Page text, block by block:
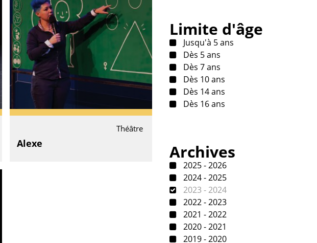
Théâtre
Alexe
Limite d'âge
Jusqu'à 5 ans
Dès 5 ans
Dès 7 ans
Dès 10 ans
Dès 14 ans
Dès 16 ans
Archives
2025 - 2026
2024 - 2025
2023 - 2024
2022 - 2023
2021 - 2022
2020 - 2021
2019 - 2020